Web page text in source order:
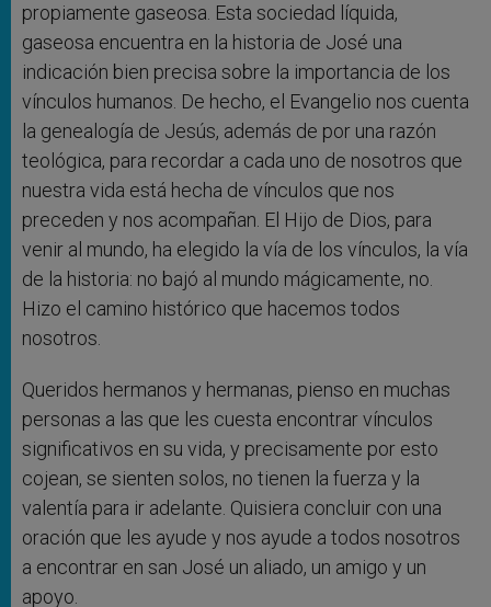
propiamente gaseosa. Esta sociedad líquida,
gaseosa encuentra en la historia de José una
indicación bien precisa sobre la importancia de los
vínculos humanos. De hecho, el Evangelio nos cuenta
la genealogía de Jesús, además de por una razón
teológica, para recordar a cada uno de nosotros que
nuestra vida está hecha de vínculos que nos
preceden y nos acompañan. El Hijo de Dios, para
venir al mundo, ha elegido la vía de los vínculos, la vía
de la historia: no bajó al mundo mágicamente, no.
Hizo el camino histórico que hacemos todos
nosotros.
Queridos hermanos y hermanas, pienso en muchas
personas a las que les cuesta encontrar vínculos
significativos en su vida, y precisamente por esto
cojean, se sienten solos, no tienen la fuerza y la
valentía para ir adelante. Quisiera concluir con una
oración que les ayude y nos ayude a todos nosotros
a encontrar en san José un aliado, un amigo y un
apoyo.